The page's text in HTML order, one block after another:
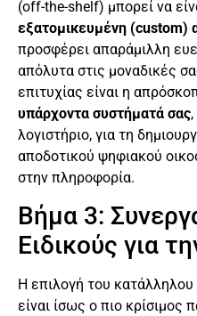
(off-the-shelf) μπορεί να
εξατομικευμένη (custom)
προσφέρει απαράμιλλη
απόλυτα στις μοναδικές
επιτυχίας είναι η
υπάρχοντα συστήματά σας
λογιστήριο, για τη
αποδοτικού ψηφιακού
στην πληροφορία.
Βήμα 3:
Ειδικούς για
Η επιλογή του
είναι ίσως ο πιο κρίσιμος